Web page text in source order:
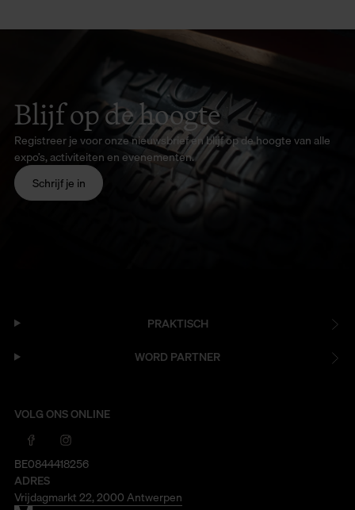
Blijf op de hoogte
Registreer je voor onze nieuwsbrief en blijf op de hoogte van alle
expo’s, activiteiten en evenementen.
Schrijf je in
PRAKTISCH
WORD PARTNER
VOLG ONS ONLINE
BE0844418256
ADRES
Vrijdagmarkt 22, 2000 Antwerpen